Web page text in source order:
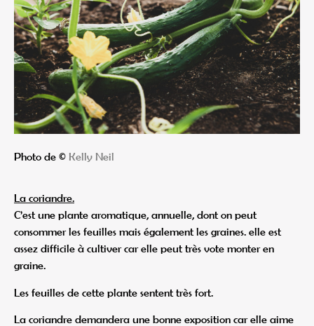
Photo de © Kelly Neil
La coriandre.
C’est une plante aromatique, annuelle, dont on peut
consommer les feuilles mais également les graines. elle est
assez difficile à cultiver car elle peut très vote monter en
graine.
Les feuilles de cette plante sentent très fort.
La coriandre demandera une bonne exposition car elle aime